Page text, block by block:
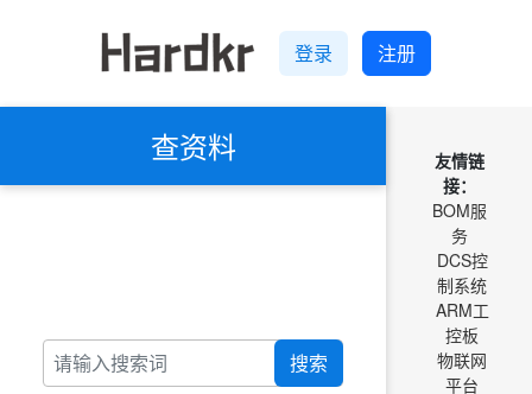
登录 注册
查资料
搜索
友情链
接：
BOM服
务
DCS控
制系统
ARM工
控板
物联网
平台